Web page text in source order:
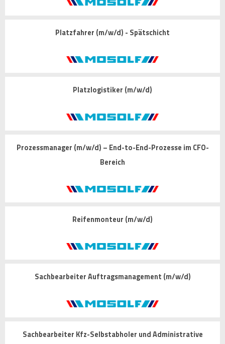
Platzfahrer (m/w/d) - Spätschicht
Platzlogistiker (m/w/d)
Prozessmanager (m/w/d) – End-to-End-Prozesse im CFO-
Bereich
Reifenmonteur (m/w/d)
Sachbearbeiter Auftragsmanagement (m/w/d)
Sachbearbeiter Kfz-Selbstabholer und Administrative